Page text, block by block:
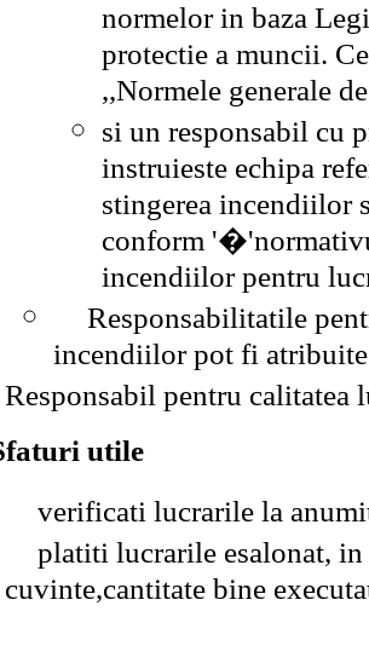
normelor in baza
protectie a muncii.
,,Normele generale
si un responsabil cu
instruieste echipa
stingerea incendiilor
conform
incendiilor pentru
Responsabilitatile
incendiilor pot fi
Responsabil pentru
utile
verificati lucrarile la
platiti lucrarile esalonat,
cuvinte,cantitate bine